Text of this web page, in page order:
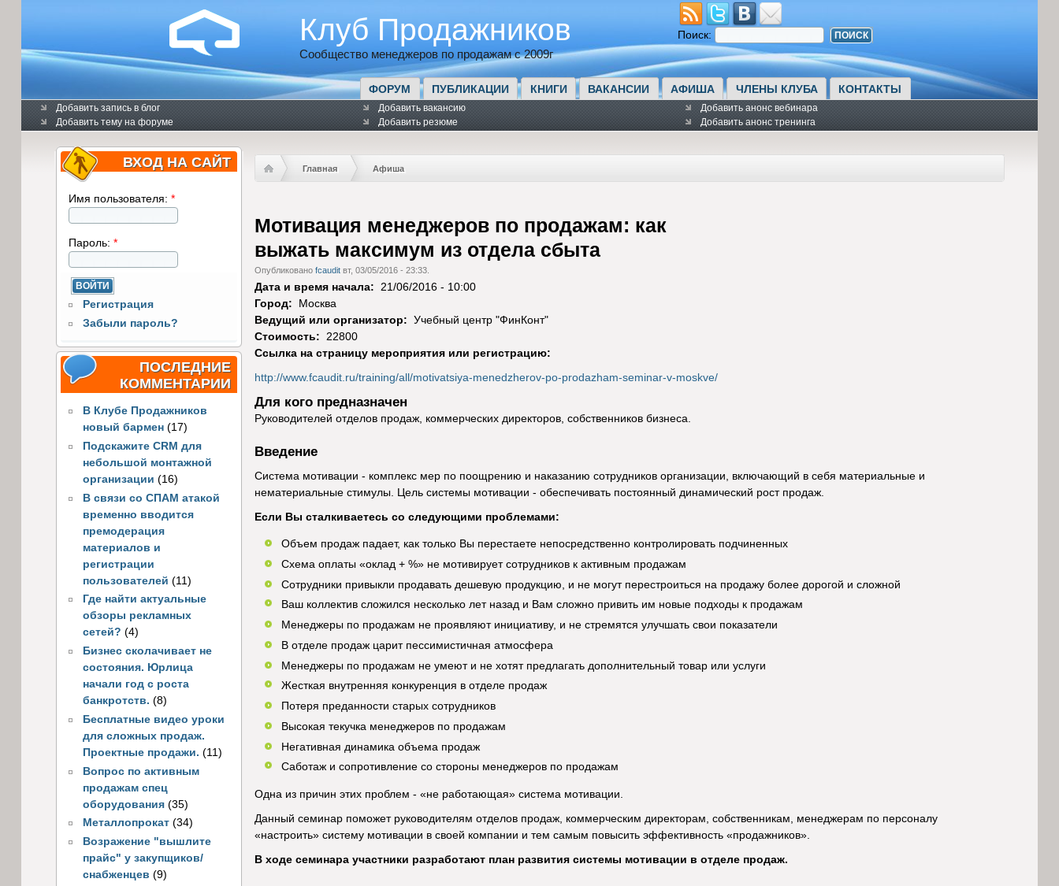
Клуб Продажников
Сообщество менеджеров по продажам с 2009г
Поиск:
ФОРУМ ПУБЛИКАЦИИ КНИГИ ВАКАНСИИ АФИША ЧЛЕНЫ КЛУБА КОНТАКТЫ
Добавить запись в блог
Добавить тему на форуме
Добавить вакансию
Добавить резюме
Добавить анонс вебинара
Добавить анонс тренинга
ВХОД НА САЙТ
Имя пользователя: *
Пароль: *
Регистрация
Забыли пароль?
ПОСЛЕДНИЕ
КОММЕНТАРИИ
В Клубе Продажников
новый бармен (17)
Подскажите CRM для
небольшой монтажной
организации (16)
В связи со СПАМ атакой
временно вводится
премодерация
материалов и
регистрации
пользователей (11)
Где найти актуальные
обзоры рекламных
сетей? (4)
Бизнес сколачивает не
состояния. Юрлица
начали год с роста
банкротств. (8)
Бесплатные видео уроки
для сложных продаж.
Проектные продажи. (11)
Вопрос по активным
продажам спец
оборудования (35)
Металлопрокат (34)
Возражение "вышлите
прайс" у закупщиков/
снабженцев (9)
Главная Афиша
Мотивация менеджеров по продажам: как
выжать максимум из отдела сбыта
Опубликовано fcauditвт, 03/05/2016 - 23:33.
Дата и время начала: 21/06/2016 - 10:00
Город:
Москва
Ведущий или организатор: Учебный центр "ФинКонт"
Стоимость: 22800
Ссылка на страницу мероприятия или регистрацию:
http://www.fcaudit.ru/training/all/motivatsiya-menedzherov-po-prodazham-seminar-v-moskve/
Для кого предназначен
Руководителей отделов продаж, коммерческих директоров, собственников бизнеса.
Введение
Система мотивации - комплекс мер по поощрению и наказанию сотрудников организации, включающий в себя материальные и
нематериальные стимулы. Цель системы мотивации - обеспечивать постоянный динамический рост продаж.
Если Вы сталкиваетесь со следующими проблемами:
Объем продаж падает, как только Вы перестаете непосредственно контролировать подчиненных
Схема оплаты «оклад + %» не мотивирует сотрудников к активным продажам
Сотрудники привыкли продавать дешевую продукцию, и не могут перестроиться на продажу более дорогой и сложной
Ваш коллектив сложился несколько лет назад и Вам сложно привить им новые подходы к продажам
Менеджеры по продажам не проявляют инициативу, и не стремятся улучшать свои показатели
В отделе продаж царит пессимистичная атмосфера
Менеджеры по продажам не умеют и не хотят предлагать дополнительный товар или услуги
Жесткая внутренняя конкуренция в отделе продаж
Потеря преданности старых сотрудников
Высокая текучка менеджеров по продажам
Негативная динамика объема продаж
Саботаж и сопротивление со стороны менеджеров по продажам
Одна из причин этих проблем - «не работающая» система мотивации.
Данный семинар поможет руководителям отделов продаж, коммерческим директорам, собственникам, менеджерам по персоналу
«настроить» систему мотивации в своей компании и тем самым повысить эффективность «продажников».
В ходе семинара участники разработают план развития системы мотивации в отделе продаж.